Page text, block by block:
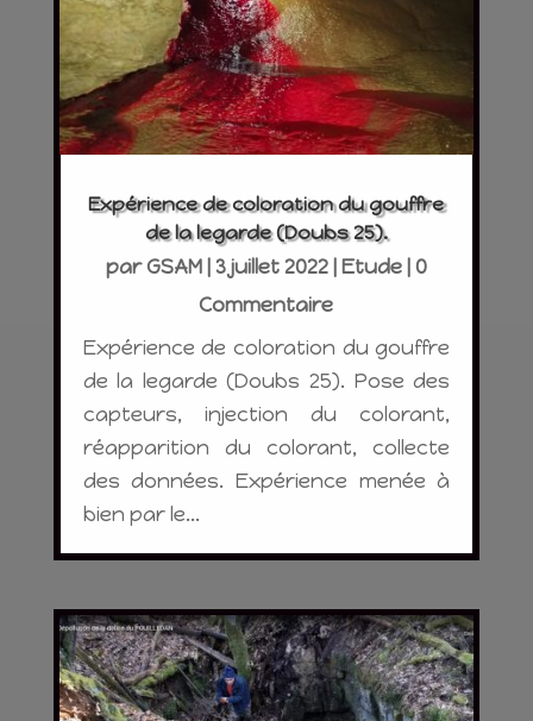
Expérience de coloration du gouffre
de la legarde (Doubs 25).
parGSAM| 3 juillet 2022| Etude| 0
Commentaire
Expérience de coloration du gouffre
de la legarde (Doubs 25). Pose des
capteurs, injection du colorant,
réapparition du colorant, collecte
des données. Expérience menée à
bien par le...